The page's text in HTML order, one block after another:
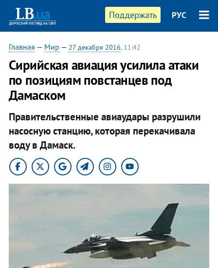
Поддержать РУС
Главная — Мир — 27 декабря 2016, 11:42
Сирийская авиация усилила атаки
по позициям повстанцев под
Дамаском
Правительственные авиаудары разрушили
насосную станцию, которая перекачивала
воду в Дамаск.